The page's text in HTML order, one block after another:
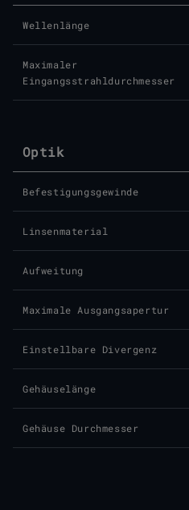
Wellenlänge
Maximaler
Eingangsstrahldurchmesser
Optik
Befestigungsgewinde
Linsenmaterial
Aufweitung
Maximale Ausgangsapertur
Einstellbare Divergenz
Gehäuselänge
Gehäuse Durchmesser